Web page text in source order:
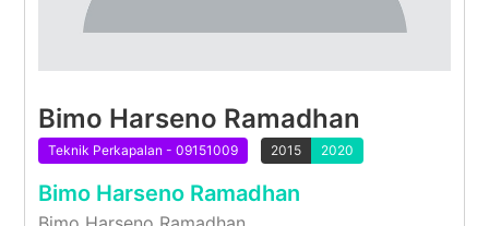
Bimo Harseno Ramadhan
Teknik Perkapalan - 09151009 2015 2020
Bimo Harseno Ramadhan